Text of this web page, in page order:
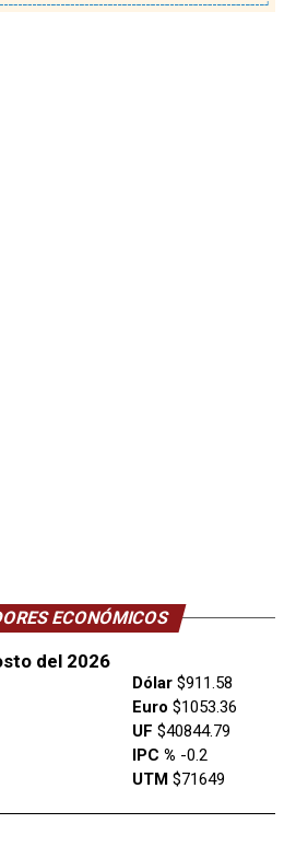
ECONÓMICOS
del 2026
Dólar$911.58
Euro $1053.36
UF $40844.79
IPC % -0.2
UTM $71649